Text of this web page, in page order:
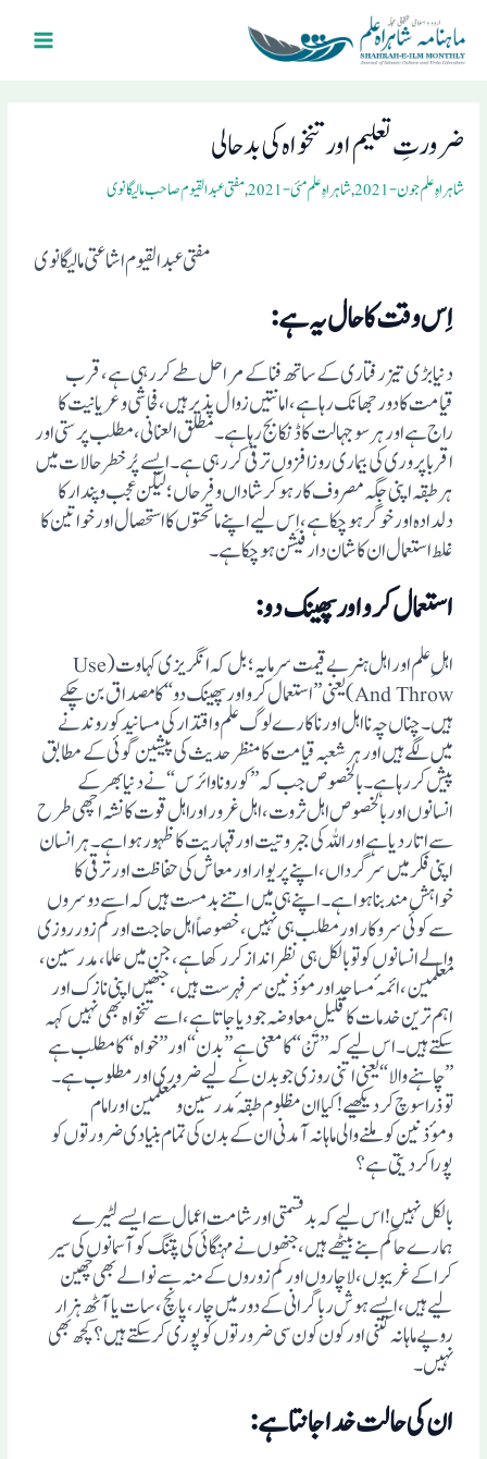
content
ضرورتِ تعلیم اورتنخواہ کی بدحالی
شاہراہِ علم جون- 2021 ,شاہراہِ علم مئی- 2021 ,مفتی عبد القیوم صاحب مالیگانوی
مفتی عبد القیوم اشاعتی مالیگانوی
اِس وقت کاحال یہ ہے:
دنیا بڑی تیز رفتاری کے ساتھ فنا کے مراحل طے کررہی ہے، قرب
قیامت کا دور جھانک رہا ہے، امانتیں زوال پذیر ہیں، فحاشی وعریانیت کا
راج ہے اورہرسوجہالت کاڈنکابج رہاہے۔مطلق العنانی،مطلب پرستی اور
اقربا پروری کی بیماری روزافزوں ترقی کررہی ہے۔ایسے پُرخطرحالات میں
ہر طبقہ اپنی جگہ مصروف کار ہوکر شاداں وفرحاں ؛ لیکن عجب وپندارکا
دلدادہ اورخوگر ہوچکا ہے، اِس لیے اپنے ماتحتوں کا استحصال اور خواتین کا
غلط استعمال ان کاشان دار فیشن ہوچکا ہے۔
استعمال کرو اور پھینک دو:
اہلِ علم اور اہل ہنر بے قیمت سرمایہ؛ بل کہ انگریزی کہاوت (Use
And Throw)یعنی ”استعمال کرو اور پھینک دو “کا مصداق بن چکے
ہیں۔ چنا ں چہ نا اہل اور ناکارے لوگ علم و اقتدار کی مسانید کو روندنے
میں لگے ہیں اورہر شعبہ قیامت کا منظر حدیث کی پیشین گوئی کے مطابق
پیش کررہا ہے۔ بالخصوص جب کہ” کورونا وائرس“ نے دنیا بھر کے
انسانوں اور بالخصوص اہل ثروت، اہل غرور اوراہل قوت کا نشہ اچھی طرح
سے اتار دیا ہے اور اللہ کی جبروتیت اور قہاریت کا ظہور ہوا ہے۔ہر انسان
اپنی فکر میں سرگرداں، اپنے پریوار اور معاش کی حفاظت اور ترقی کا
خواہش مند بنا ہوا ہے۔اپنے ہی میں اتنے بدمست ہیں کہ اسے دوسروں
سے کوئی سروکار اور مطلب ہی نہیں، خصوصاً اہل حاجت اور کم زور روزی
والے انسانوں کو تو بالکل ہی نظر انداز کر رکھا ہے، جن میں علما ، مدرسین ،
معلمین، ائمہٴ مساجد اورموٴذنین سر فہرست ہیں، جنھیں اپنی نازک اور
اہم ترین خدمات کا قلیل معاوضہ جو دیاجاتا ہے، اسے تنخواہ بھی نہیں کہہ
سکتے ہیں۔ اس لیے کہ ”تَنْ“ کا معنی ہے ”بدن“ اور ”خواہ“ کا مطلب ہے
”چاہنے والا“ یعنی اتنی روزی جو بدن کے لیے ضروری اور مطلوب ہے۔
توذراسوچ کردیکھیے! کیا ان مظلوم طبقہٴ مدرسین ومعلمین اورامام
وموٴذنین کو ملنے والی ماہانہ آمدنی ان کے بدن کی تمام بنیادی ضرورتوں کو
پورا کردیتی ہے؟
بالکل نہیں! اس لیے کہ بدقسمتی اور شامت اعمال سے ایسے لٹیرے
ہمارے حاکم بنے بیٹھے ہیں، جنھوں نے مہنگائی کی پتنگ کو آسمانوں کی سیر
کراکے غریبوں،لاچاروں اورکم زوروں کے منہ سے نوالے بھی چھین
لیے ہیں، ایسے ہوش ربا گرانی کے دور میں چار، پانچ، سات یا آٹھ ہزار
روپے ماہانہ کتنی اور کون کون سی ضرورتوں کو پوری کرسکتے ہیں؟کچھ بھی
نہیں۔
ان کی حالت خداجانتاہے: